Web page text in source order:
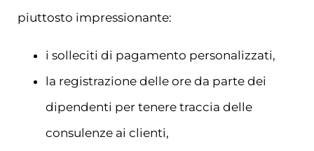
piuttosto impressionante:
i solleciti di pagamento personalizzati,
la registrazione delle ore da parte dei
dipendenti per tenere traccia delle
consulenze ai clienti,